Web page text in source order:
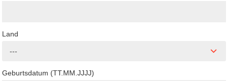
Land
---
Geburtsdatum (TT.MM.JJJJ)